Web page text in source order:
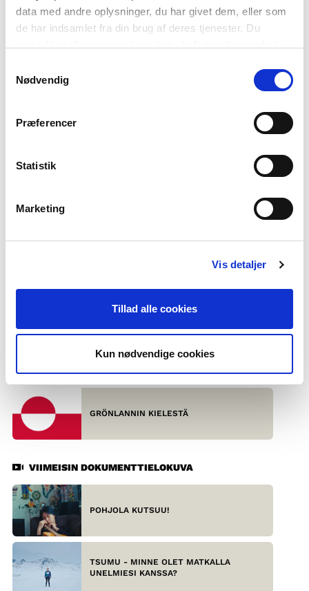
data med andre oplysninger, du har givet dem, eller som
de har indsamlet fra din brug af deres tjenester. Du
Nødvendig
Præferencer
Statistik
Marketing
Vis detaljer
Tillad alle cookies
Kun nødvendige cookies
Puhujien määrä: n. 5 miljoonaa
Vaikeinta sanoa: russiske ripsbusker og andre russiske
SAAMELAISKIELISTÄ
GRÖNLANNIN KIELESTÄ
VIIMEISIN DOKUMENTTIELOKUVA
POHJOLA KUTSUU!
TSUMU - MINNE OLET MATKALLA
UNELMIESI KANSSA?